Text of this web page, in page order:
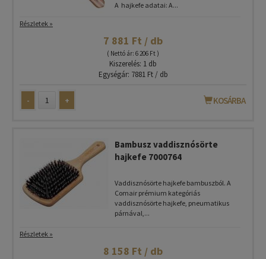
A hajkefe adatai: A...
Részletek »
7 881 Ft / db
( Nettó ár: 6 206 Ft )
Kiszerelés: 1 db
Egységár: 7881 Ft / db
- + KOSÁRBA
Bambusz vaddisznósörte
hajkefe 7000764
Vaddisznósörte hajkefe bambuszból. A
Comair prémium kategóriás
vaddisznósörte hajkefe, pneumatikus
párnával,...
Részletek »
8 158 Ft / db